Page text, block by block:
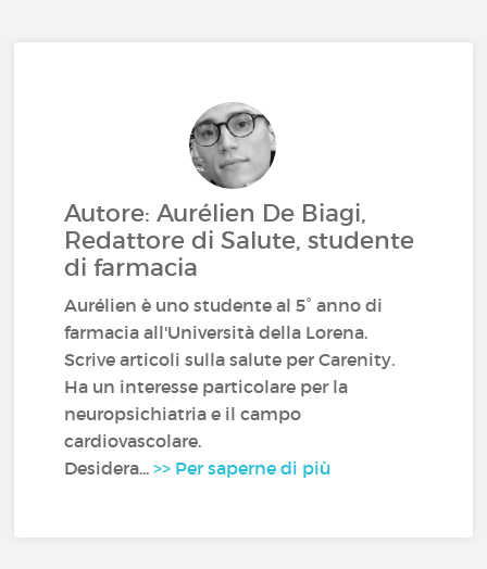
Autore: Aurélien De Biagi,
Redattore di Salute, studente
di farmacia
Aurélien è uno studente al 5° anno di
farmacia all'Università della Lorena.
Scrive articoli sulla salute per Carenity.
Ha un interesse particolare per la
neuropsichiatria e il campo
cardiovascolare.
Desidera...>> Per saperne di più